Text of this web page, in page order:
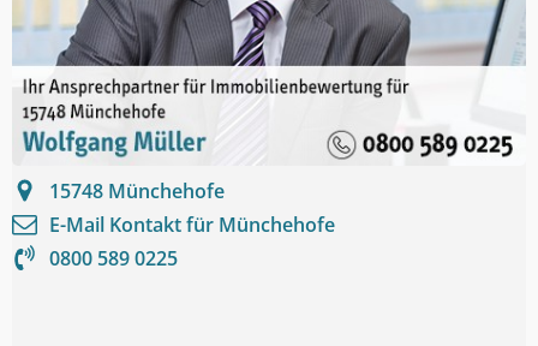
15748 Münchehofe
E-Mail Kontakt für Münchehofe
0800 589 0225